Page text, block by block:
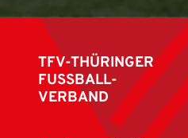
TFV-THÜRINGER
FUSSBALL-
VERBAND